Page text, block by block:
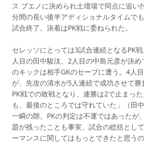
ス ブエノに決められ土壇場で同点に追い
分間の長い後半アディショナルタイムで
試合終了。決着はPK戦に委ねられた。
セレッソにとっては3試合連続となるPK
人目の田中駿汰、2人目の中島元彦が決
のキックは相手GKのセーブに遭う。4人
が、先攻の清水が5人連続で成功させて
PK戦での敗戦となり、連勝は2で止まっ
も、最後のところでは守れていた」（田
一瞬の隙。PKの判定は不運ではあったが
題が残ったことも事実。試合の総括とし
ーマンスに関してはもっとできたと思う